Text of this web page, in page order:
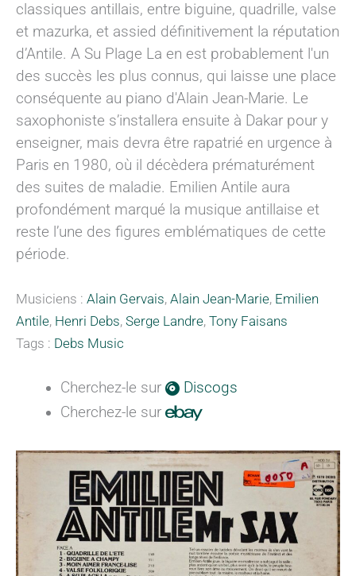
classiques antillais, entre biguine, quadrille, valse
et mazurka, et assied définitivement la réputation
d’Antile. A Su Plage La en est probablement l'un
des succès les plus connus, qui laisse une place
conséquente au piano d'Alain Jean-Marie. Le
saxophoniste s’installera ensuite à Dakar pour y
enseigner, mais devra être rapatrié en urgence à
Paris en 1980, où il décèdera prématurément
des suites de maladie. Emilien Antile aura
profondément marqué la musique antillaise et
reste l’une des figures emblématiques de cette
période.
Musiciens : Alain Gervais, Alain Jean-Marie, Emilien
Antile, Henri Debs, Serge Landre, Tony Faisans
Tags : Debs Music
Cherchez-le sur
Discogs
Cherchez-le sur